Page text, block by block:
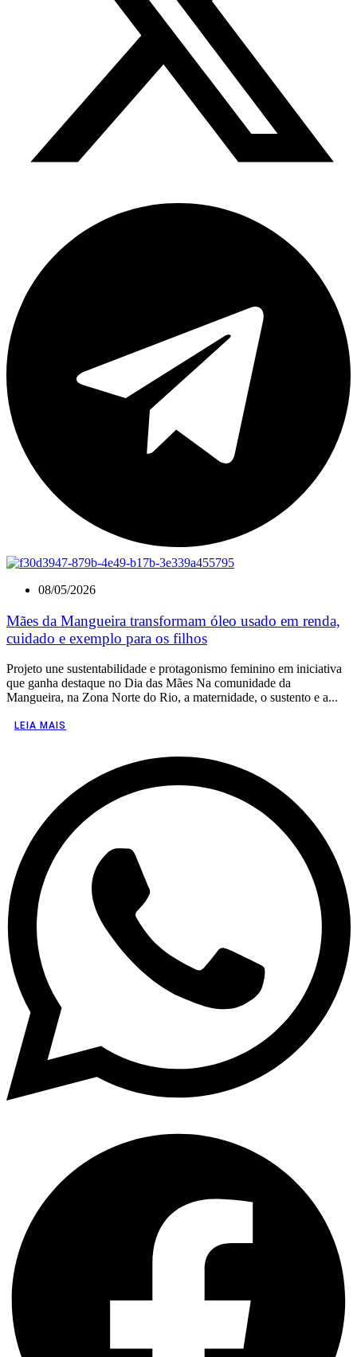
08/05/2026
Mães da Mangueira transformam óleo usado em renda,
cuidado e exemplo para os filhos
Projeto une sustentabilidade e protagonismo feminino em iniciativa
que ganha destaque no Dia das Mães Na comunidade da
Mangueira, na Zona Norte do Rio, a maternidade, o sustento e a...
LEIA MAIS